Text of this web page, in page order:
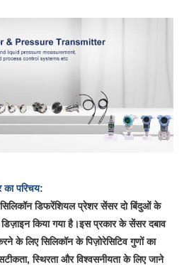
का परिचय:
सिलिकॉन डिफरेंशियल प्रेशर सेंसर दो बिंदुओं के
किया गया है।इस प्रकार के सेंसर दबाव
के लिए सिलिकॉन के पिज़ोरेसिटिव गुणों का
स्थिरता और विश्वसनीयता के लिए जाने